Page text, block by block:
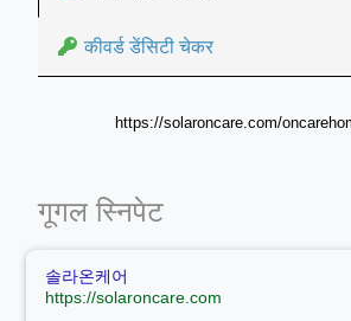
कीवर्ड डेंसिटी चेकर
https://solaroncare.com/
गूगल स्निपेट
솔라온케어
https://solaroncare.com